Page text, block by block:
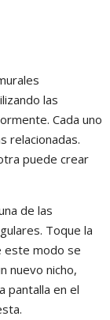
las
Cada uno
relacionadas.
puede crear
de las
Toque la
este modo se
nuevo nicho,
pantalla en el